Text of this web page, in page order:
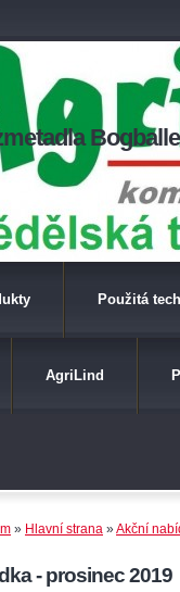
Bogballe
Použitá
AgriLind
» Hlavní strana »Akční
- prosinec 2019